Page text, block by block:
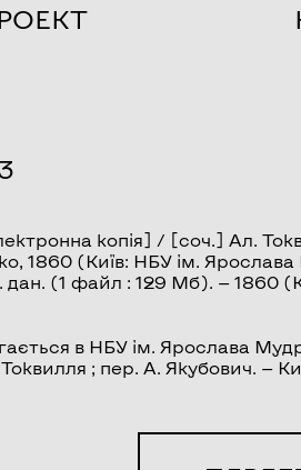
копія] / [соч.] Ал.
1860 (Київ: НБУ ім.
(1 файл : 129 Мб). — 1860
в НБУ ім. Ярослава
; пер. А. Якубович. —